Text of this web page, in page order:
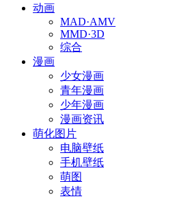
动画
MAD·AMV
MMD·3D
综合
漫画
少女漫画
青年漫画
少年漫画
漫画资讯
萌化图片
电脑壁纸
手机壁纸
萌图
表情